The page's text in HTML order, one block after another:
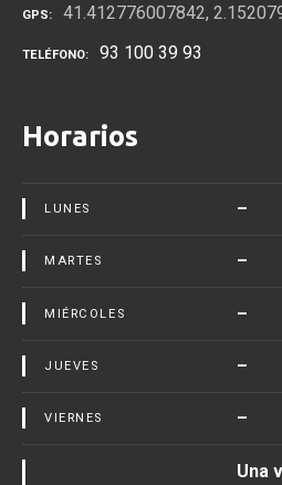
GPS 41.412776007842,
TELÉFONO 93 100 39 93
Horarios
LUNES –
MARTES –
MIÉRCOLES –
JUEVES –
VIERNES –
Una